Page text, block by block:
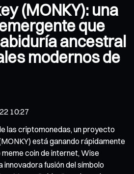
(MONKY): una
que
ancestral
modernos de
10:27
las criptomonedas, un proyecto
está ganando rápidamente
coin de internet, Wise
innovadora fusión del símbolo